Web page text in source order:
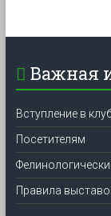
Важная
Вступление в
Посетителям
Правила